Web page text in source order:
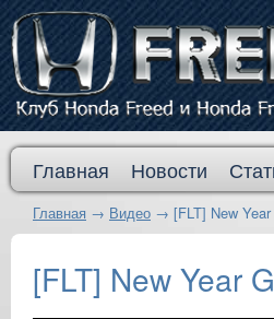
Главная Новости
Главная → Видео → [FLT] New
[FLT] New Year